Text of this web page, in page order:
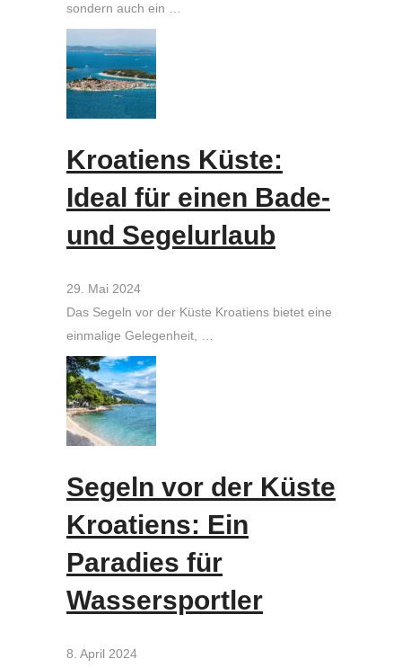
sondern auch ein …
Kroatiens Küste:
Ideal für einen Bade-
und Segelurlaub
29. Mai 2024
Das Segeln vor der Küste Kroatiens bietet eine
einmalige Gelegenheit, …
Segeln vor der Küste
Kroatiens: Ein
Paradies für
Wassersportler
8. April 2024